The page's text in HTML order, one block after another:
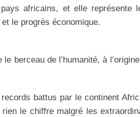
africains, et elle
le progrès économique.
berceau de l’humanité, à
battus par le continent
le chiffre malgré les